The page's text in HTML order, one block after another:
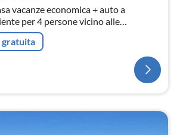
vacanze economica + auto a
per 4 persone vicino alle
di CHIA e TUERREDDA a Domus de
Sud Sardegna.
gratuita